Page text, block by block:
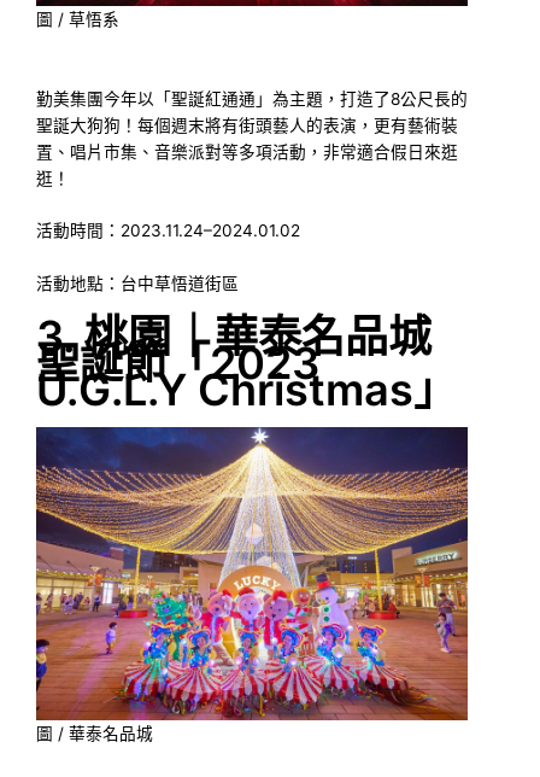
圖 / 草悟系
勤美集團今年以「聖誕紅通通」為主題，打造了8公尺長的
聖誕大狗狗！每個週末將有街頭藝人的表演，更有藝術裝
置、唱片市集、音樂派對等多項活動，非常適合假日來逛
逛！
活動時間：2023.11.24–2024.01.02
活動地點：台中草悟道街區
3. 桃園｜華泰名品城
聖誕節「2023
U.G.L.Y Christmas」
圖 / 華泰名品城